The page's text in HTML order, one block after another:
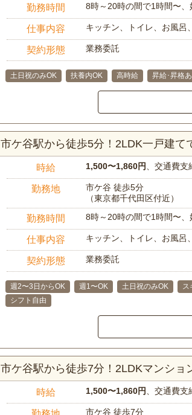
勤務時間 8時～20時の間で1時間〜
仕事内容 キッチン、トイレ、お風呂
契約形態 業務委託
土日祝のみOK 扶養内OK 高時給 昇給･昇格あ
市ケ谷駅から徒歩5分！2LDK一戸建て
時給 1,500〜1,860円 、交通費
勤務地
市ケ谷 徒歩5分
（東京都千代田区付近）
勤務時間 8時～20時の間で1時間〜
仕事内容 キッチン、トイレ、お風呂
契約形態 業務委託
週2〜3日からOK 週1〜OK 土日祝のみOK ス
シフト自由
市ケ谷駅から徒歩7分！2LDKマンショ
時給 1,500〜1,860円 、交通費
市ケ谷 徒歩7分